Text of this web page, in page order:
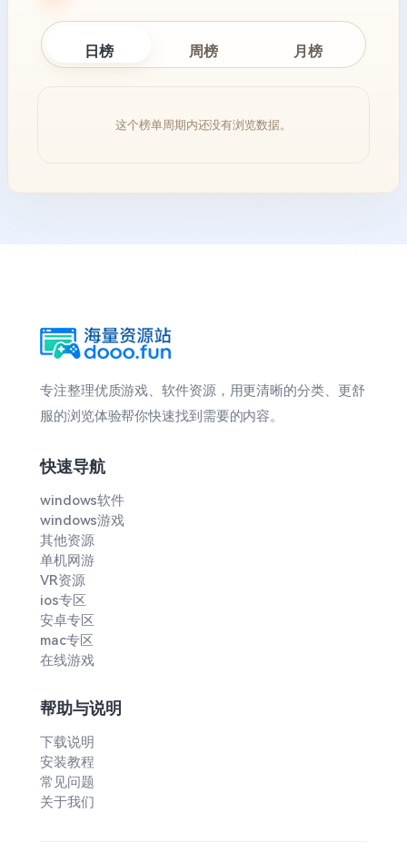
日榜 周榜 月榜
这个榜单周期内还没有浏览数据。
专注整理优质游戏、软件资源，用更清晰的分类、更舒
服的浏览体验帮你快速找到需要的内容。
快速导航
windows软件
windows游戏
其他资源
单机网游
VR资源
ios专区
安卓专区
mac专区
在线游戏
帮助与说明
下载说明
安装教程
常见问题
关于我们